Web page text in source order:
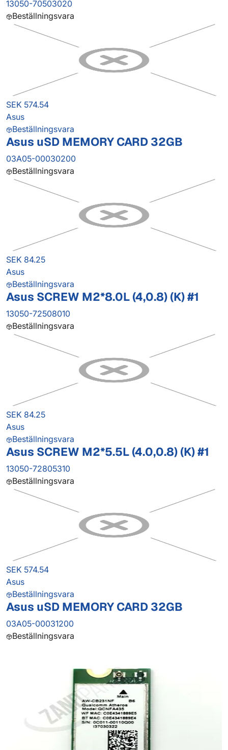
13050-70503020
Beställningsvara
SEK 574.54
Asus
Beställningsvara
Asus uSD MEMORY CARD 32GB
03A05-00030200
Beställningsvara
SEK 84.25
Asus
Beställningsvara
Asus SCREW M2*8.0L (4,0.8) (K) #1
13050-72508010
Beställningsvara
SEK 84.25
Asus
Beställningsvara
Asus SCREW M2*5.5L (4.0,0.8) (K) #1
13050-72805310
Beställningsvara
SEK 574.54
Asus
Beställningsvara
Asus uSD MEMORY CARD 32GB
03A05-00031200
Beställningsvara